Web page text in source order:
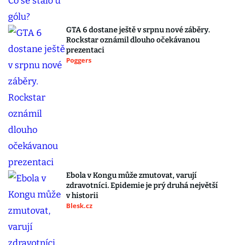
GTA 6 dostane ještě v srpnu nové záběry.
Rockstar oznámil dlouho očekávanou
prezentaci
Poggers
Ebola v Kongu může zmutovat, varují
zdravotníci. Epidemie je prý druhá největší
v historii
Blesk.cz